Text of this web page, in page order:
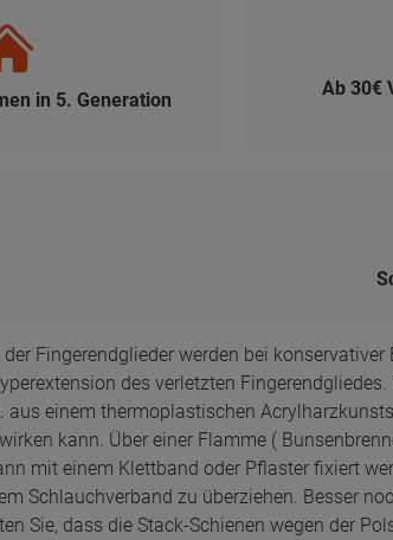
in 5. Generation
Ab 30€
Fingerendglieder werden bei
des verletzten
aus einem thermoplastischen
kann. Über einer Flamme (
mit einem Klettband oder Pflaster fixiert
Schlauchverband zu überziehen. Besser
Sie, dass die Stack-Schienen wegen der